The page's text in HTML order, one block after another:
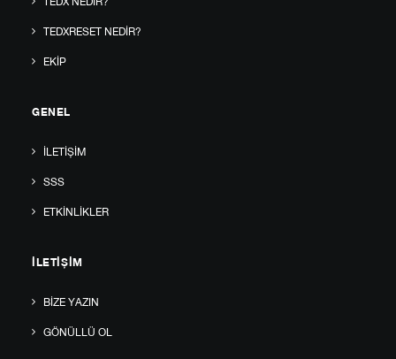
TEDX NEDIR?
TEDXRESET NEDIR?
EKIP
GENEL
İLETIŞIM
SSS
ETKINLIKLER
İLETIŞIM
BIZE YAZIN
GÖNÜLLÜ OL